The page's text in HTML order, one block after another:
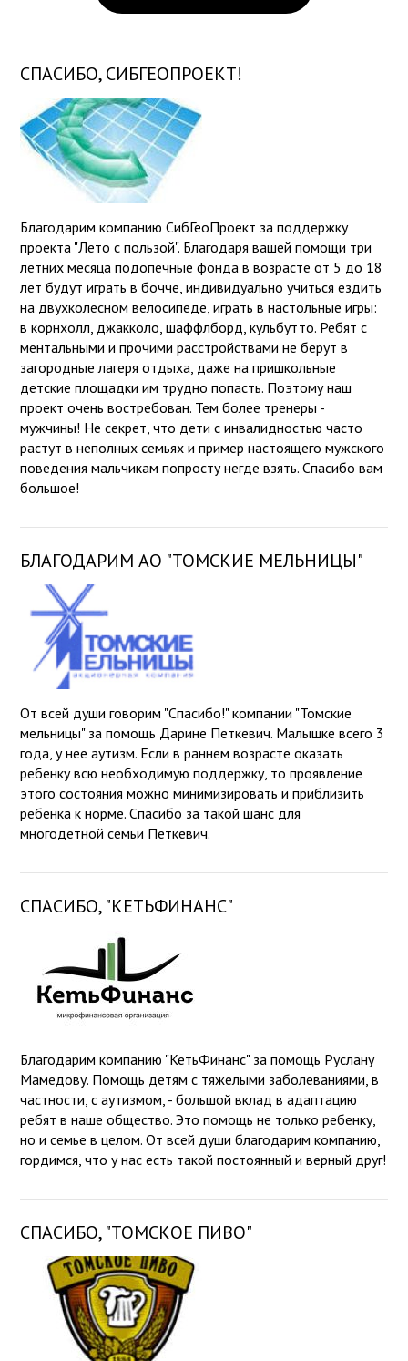
СПАСИБО, СИБГЕОПРОЕКТ!
Благодарим компанию СибГеоПроект за поддержку
проекта "Лето с пользой". Благодаря вашей помощи три
летних месяца подопечные фонда в возрасте от 5 до 18
лет будут играть в бочче, индивидуально учиться ездить
на двухколесном велосипеде, играть в настольные игры:
в корнхолл, джакколо, шаффлборд, кульбутто. Ребят с
ментальными и прочими расстройствами не берут в
загородные лагеря отдыха, даже на пришкольные
детские площадки им трудно попасть. Поэтому наш
проект очень востребован. Тем более тренеры -
мужчины! Не секрет, что дети с инвалидностью часто
растут в неполных семьях и пример настоящего мужского
поведения мальчикам попросту негде взять. Спасибо вам
большое!
БЛАГОДАРИМ АО "ТОМСКИЕ МЕЛЬНИЦЫ"
От всей души говорим "Спасибо!" компании "Томские
мельницы" за помощь Дарине Петкевич. Малышке всего 3
года, у нее аутизм. Если в раннем возрасте оказать
ребенку всю необходимую поддержку, то проявление
этого состояния можно минимизировать и приблизить
ребенка к норме. Спасибо за такой шанс для
многодетной семьи Петкевич.
СПАСИБО, "КЕТЬФИНАНС"
Благодарим компанию "КетьФинанс" за помощь Руслану
Мамедову. Помощь детям с тяжелыми заболеваниями, в
частности, с аутизмом, - большой вклад в адаптацию
ребят в наше общество. Это помощь не только ребенку,
но и семье в целом. От всей души благодарим компанию,
гордимся, что у нас есть такой постоянный и верный друг!
СПАСИБО, "ТОМСКОЕ ПИВО"